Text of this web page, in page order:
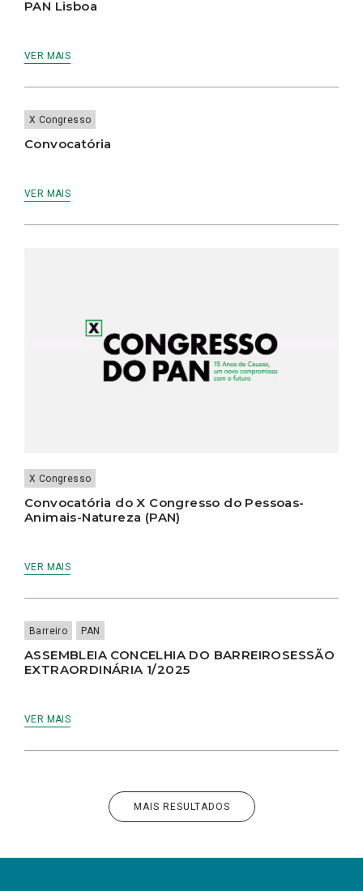
PAN Lisboa
VER MAIS
X Congresso
Convocatória
VER MAIS
X Congresso
Convocatória do X Congresso do Pessoas-
Animais-Natureza (PAN)
VER MAIS
Barreiro PAN
ASSEMBLEIA CONCELHIA DO BARREIROSESSÃO
EXTRAORDINÁRIA 1/2025
VER MAIS
MAIS RESULTADOS